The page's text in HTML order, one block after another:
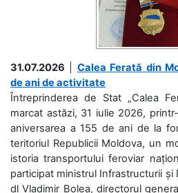
31.07.2026
Calea Ferată din
de ani de activitate
Întreprinderea de Stat „Calea
marcat astăzi, 31 iulie 2026,
aniversarea a 155 de ani de la
teritoriul Republicii Moldova, un
istoria transportului feroviar
participat ministrul Infrastructurii și
dl Vladimir Bolea, directorul